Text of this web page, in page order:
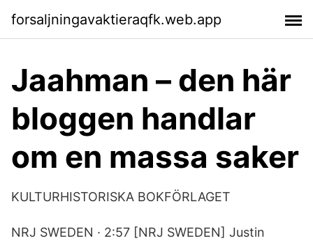
forsaljningavaktieraqfk.web.app
Jaahman – den här
bloggen handlar
om en massa saker
KULTURHISTORISKA BOKFÖRLAGET
NRJ SWEDEN · 2:57 [NRJ SWEDEN] Justin